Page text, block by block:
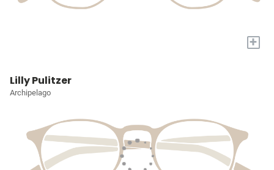
+
Lilly Pulitzer
Archipelago